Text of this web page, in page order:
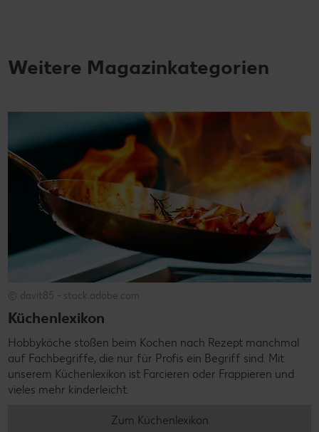
Weitere Magazinkategorien
© davit85 - stock.adobe.com
Küchenlexikon
Hobbyköche stoßen beim Kochen nach Rezept manchmal
auf Fachbegriffe, die nur für Profis ein Begriff sind. Mit
unserem Küchenlexikon ist Farcieren oder Frappieren und
vieles mehr kinderleicht.
Zum Küchenlexikon